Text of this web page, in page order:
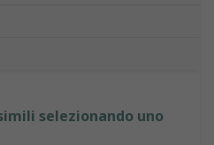
selezionando uno